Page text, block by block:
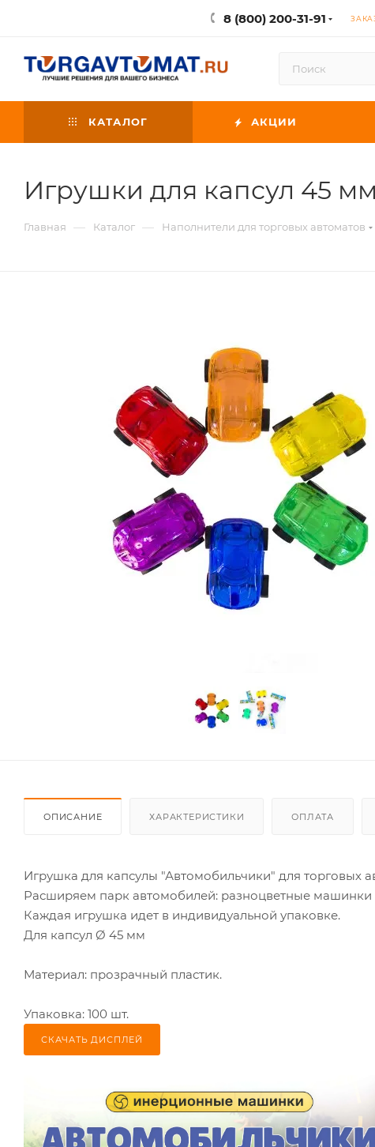
8 (800) 200-31-91
КАТАЛОГ АКЦИИ
Игрушки для капсул 45
Главная — Каталог — Наполнители для торговых автоматов
ОПИСАНИЕ ХАРАКТЕРИСТИКИ ОПЛАТА
Игрушка для капсулы "Автомобильчики" для торговых
Расширяем парк автомобилей: разноцветные машинки
Каждая игрушка идет в индивидуальной упаковке.
Для капсул Ø 45 мм
Материал: прозрачный пластик.
Упаковка: 100 шт.
СКАЧАТЬ ДИСПЛЕЙ